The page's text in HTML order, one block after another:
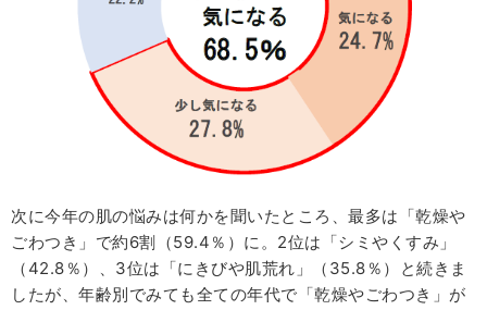
次に今年の肌の悩みは何かを聞いたところ、最多は「乾燥や
ごわつき」で約6割（59.4％）に。2位は「シミやくすみ」
（42.8％）、3位は「にきびや肌荒れ」（35.8％）と続きま
したが、年齢別でみても全ての年代で「乾燥やごわつき」が